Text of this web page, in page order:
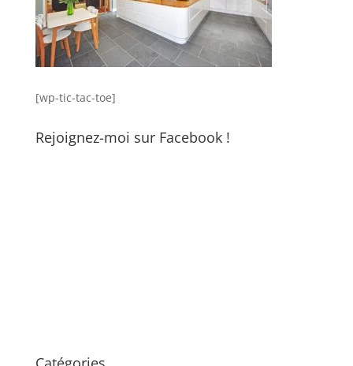
[wp-tic-tac-toe]
Rejoignez-moi sur Facebook !